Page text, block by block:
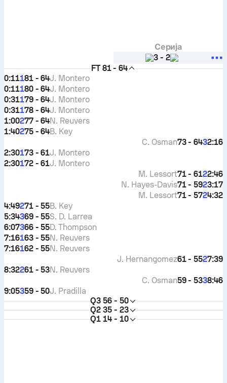
Серија
3 - 2
FT 81 - 64
0:11181 - 64J. Montero
0:11180 - 64J. Montero
0:31179 - 64J. Montero
0:31178 - 64J. Montero
1:00277 - 64N. Reuvers
1:40275 - 64B. Key
2:16
3
73 - 64
C. Osman
2:30173 - 61J. Montero
2:30172 - 61J. Montero
2:46
2
71 - 61
M. Lessort
3:17
2
71 - 59
N. Hayes-Davis
4:32
2
71 - 57
M. Lessort
4:49271 - 55B. Key
5:34369 - 55S. D. Larrea
6:07366 - 55D. Thompson
7:16163 - 55N. Reuvers
7:16162 - 55N. Reuvers
7:39
2
61 - 55
J. Hernangomez
8:32261 - 53N. Reuvers
8:46
3
59 - 53
C. Osman
9:05359 - 50J. Pradilla
Q3 56 - 50
Q2 35 - 23
Q1 14 - 10